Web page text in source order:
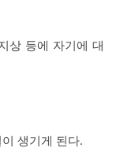
상 등에 자기에 대
생기게 된다.